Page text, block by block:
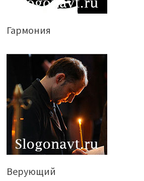
Гармония
Верующий